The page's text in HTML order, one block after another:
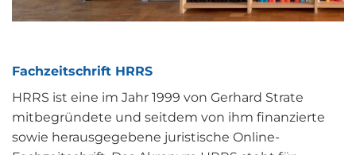
Fachzeitschrift HRRS
HRRS ist eine im Jahr 1999 von Gerhard Strate
mitbegründete und seitdem von ihm finanzierte
sowie herausgegebene juristische Online-